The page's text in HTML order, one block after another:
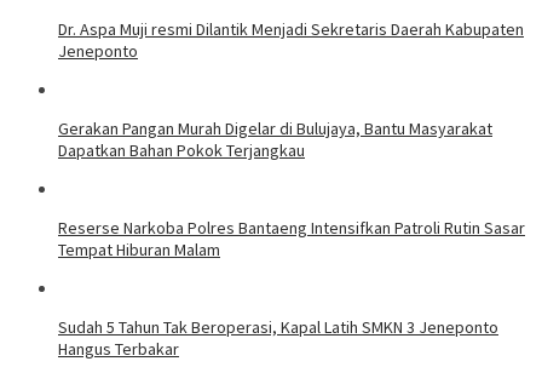
Dr. Aspa Muji resmi Dilantik Menjadi Sekretaris Daerah Kabupaten
Jeneponto
Gerakan Pangan Murah Digelar di Bulujaya, Bantu Masyarakat
Dapatkan Bahan Pokok Terjangkau
Reserse Narkoba Polres Bantaeng Intensifkan Patroli Rutin Sasar
Tempat Hiburan Malam
Sudah 5 Tahun Tak Beroperasi, Kapal Latih SMKN 3 Jeneponto
Hangus Terbakar